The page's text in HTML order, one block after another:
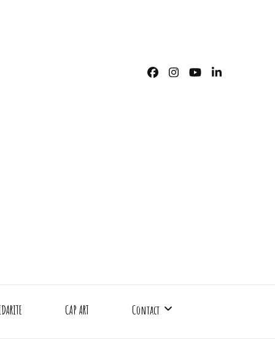
CAP ART Contact